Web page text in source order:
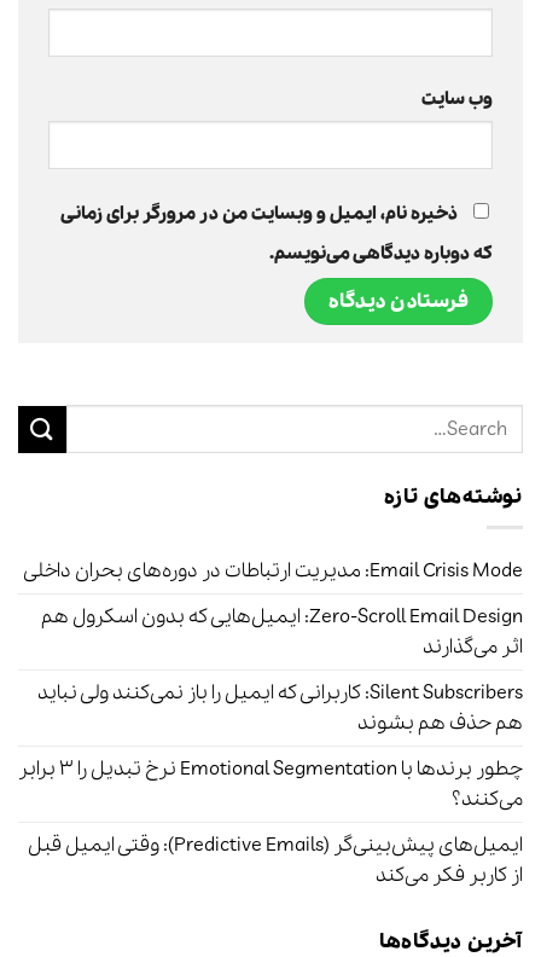
وب‌ سایت
ذخیره نام، ایمیل و وبسایت من در مرورگر برای زمانی
که دوباره دیدگاهی می‌نویسم.
نوشته‌های تازه
Email Crisis Mode: مدیریت ارتباطات در دوره‌های بحران داخلی
Zero-Scroll Email Design: ایمیل‌هایی که بدون اسکرول هم
اثر می‌گذارند
Silent Subscribers: کاربرانی که ایمیل را باز نمی‌کنند ولی نباید
هم حذف هم بشوند
چطور برندها با Emotional Segmentation نرخ تبدیل را ۳ برابر
می‌کنند؟
ایمیل‌های پیش‌بینی‌گر (Predictive Emails): وقتی ایمیل قبل
از کاربر فکر می‌کند
آخرین دیدگاه‌ها